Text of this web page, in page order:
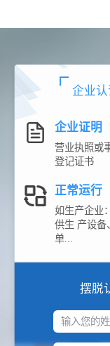
企业
企业证明
营业执照或
登记证书
正常运行
如生产企业
供生 产设备
单...
摆脱
输入您的